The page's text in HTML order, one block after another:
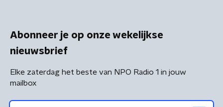
Abonneer je op onze wekelijkse
nieuwsbrief
Elke zaterdag het beste van NPO Radio 1 in jouw
mailbox